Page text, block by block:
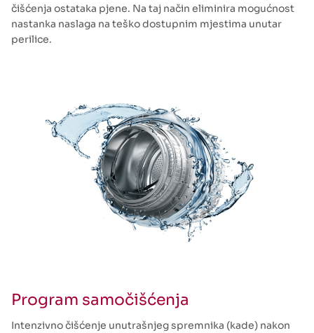
čišćenja ostataka pjene. Na taj način eliminira mogućnost
nastanka naslaga na teško dostupnim mjestima unutar
perilice.
Program samočišćenja
Intenzivno čišćenje unutrašnjeg spremnika (kade) nakon